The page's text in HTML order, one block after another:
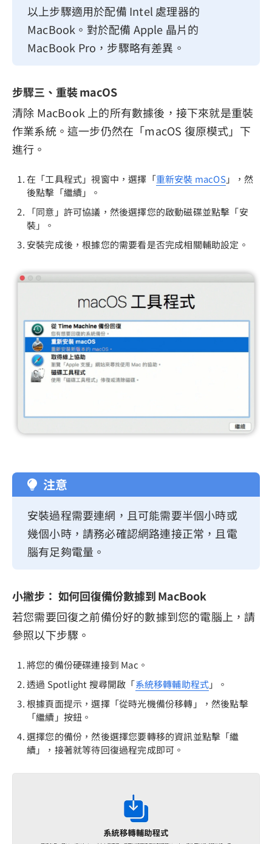
以上步驟適用於配備 Intel 處理器的
MacBook。對於配備 Apple 晶片的
MacBook Pro，步驟略有差異。
步驟三、重裝 macOS
清除 MacBook 上的所有數據後，接下來就是重裝
作業系統。這一步仍然在「macOS 復原模式」下
進行。
在「工具程式」視窗中，選擇「重新安裝 macOS」，然
後點擊「繼續」。
「同意」許可協議，然後選擇您的啟動磁碟並點擊「安
裝」。
安裝完成後，根據您的需要看是否完成相關輔助設定。
注意
安裝過程需要連網，且可能需要半個小時或
幾個小時，請務必確認網路連接正常，且電
腦有足夠電量。
小撇步： 如何回復備份數據到 MacBook
若您需要回復之前備份好的數據到您的電腦上，請
參照以下步驟。
將您的備份硬碟連接到 Mac。
透過 Spotlight 搜尋開啟「系統移轉輔助程式」。
根據頁面提示，選擇「從時光機備份移轉」，然後點擊
「繼續」按鈕。
選擇您的備份，然後選擇您要轉移的資訊並點擊「繼
續」，接著就等待回復過程完成即可。